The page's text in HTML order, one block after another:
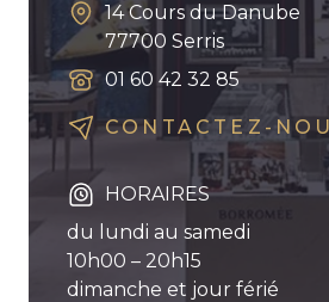
14 Cours du Danube
77700 Serris
01 60 42 32 85
CONTACTEZ-
HORAIRES
du lundi au samedi
10h00 – 20h15
dimanche et jour férié